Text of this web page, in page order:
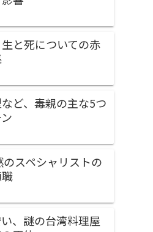
と死についての赤
ど、毒親の主な5つ
スペシャリストの
、謎の台湾料理屋